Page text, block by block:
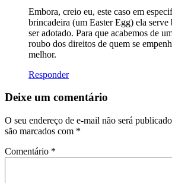
Embora, creio eu, este caso em
brincadeira (um Easter Egg) ela serve
ser adotado. Para que acabemos de
roubo dos direitos de quem se
melhor.
Responder
Deixe um comentário
O seu endereço de e-mail não será
são marcados com *
Comentário *